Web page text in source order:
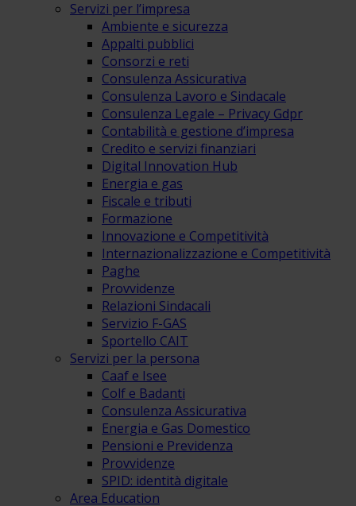
Servizi per l’impresa
Ambiente e sicurezza
Appalti pubblici
Consorzi e reti
Consulenza Assicurativa
Consulenza Lavoro e Sindacale
Consulenza Legale – Privacy Gdpr
Contabilità e gestione d’impresa
Credito e servizi finanziari
Digital Innovation Hub
Energia e gas
Fiscale e tributi
Formazione
Innovazione e Competitività
Internazionalizzazione e Competitività
Paghe
Provvidenze
Relazioni Sindacali
Servizio F-GAS
Sportello CAIT
Servizi per la persona
Caaf e Isee
Colf e Badanti
Consulenza Assicurativa
Energia e Gas Domestico
Pensioni e Previdenza
Provvidenze
SPID: identità digitale
Area Education